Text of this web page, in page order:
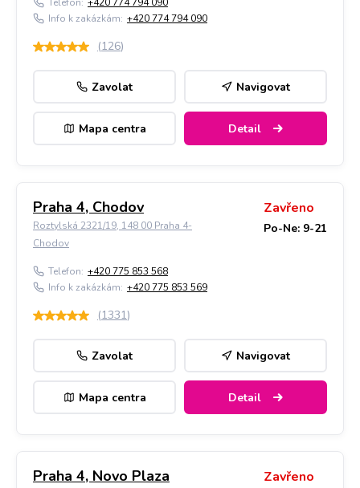
Info k zakázkám: +420 774 794 090
(126)
Zavolat Navigovat
Mapa centra Detail
Praha 4, Chodov
Roztylská 2321/19, 148 00 Praha 4-
Chodov
Zavřeno
Po-Ne: 9-21
Telefon: +420 775 853 568
Info k zakázkám: +420 775 853 569
(1331)
Zavolat Navigovat
Mapa centra Detail
Praha 4, Novo Plaza Zavřeno